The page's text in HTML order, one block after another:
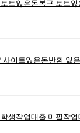
토잃은돈복구 토토잃
이트잃은돈반환 잃
생작업대출 미필작업